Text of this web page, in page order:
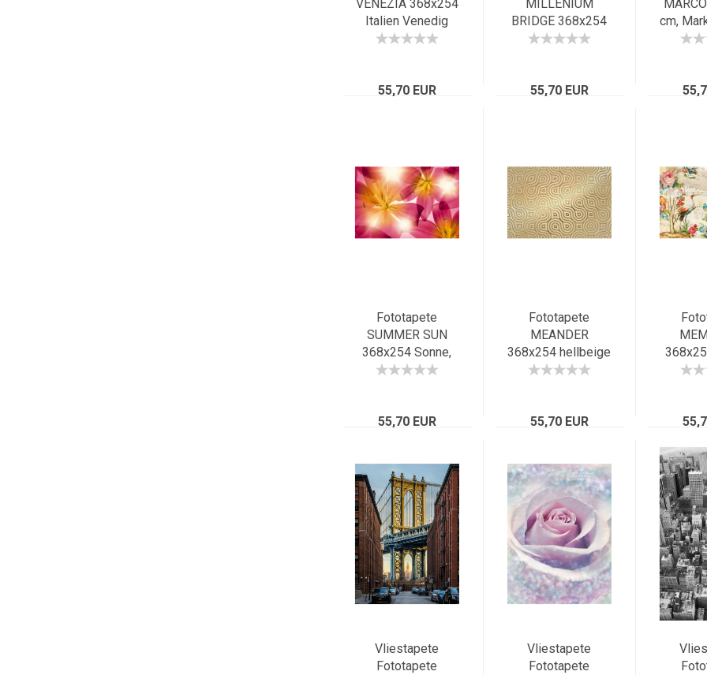
VENEZIA 368x254
Italien Venedig
Canal Grande
55,70 EUR
MILLENIUM
BRIDGE 368x254
cm Brücke in
55,70 EUR
cm,
Fototapete
SUMMER SUN
368x254 Sonne,
violett gelb
55,70 EUR
Fototapete
MEANDER
368x254 hellbeige
Kreise Linien
55,70 EUR
Vögel
Vliestapete
Fototapete
Vliestapete
Fototapete